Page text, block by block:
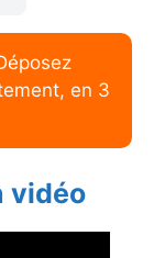
en 3
vidéo